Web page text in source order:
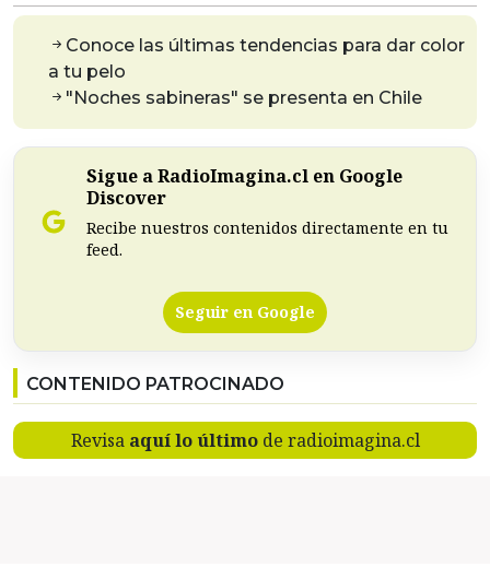
Conoce las últimas tendencias para dar color
a tu pelo
"Noches sabineras" se presenta en Chile
Sigue a RadioImagina.cl en Google
Discover
Recibe nuestros contenidos directamente en tu
feed.
Seguir en Google
CONTENIDO PATROCINADO
Revisa aquí lo últimode radioimagina.cl